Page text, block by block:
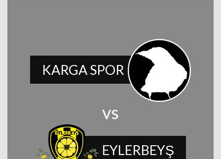
KARGA SPOR
vs
EYLERBEYŞ